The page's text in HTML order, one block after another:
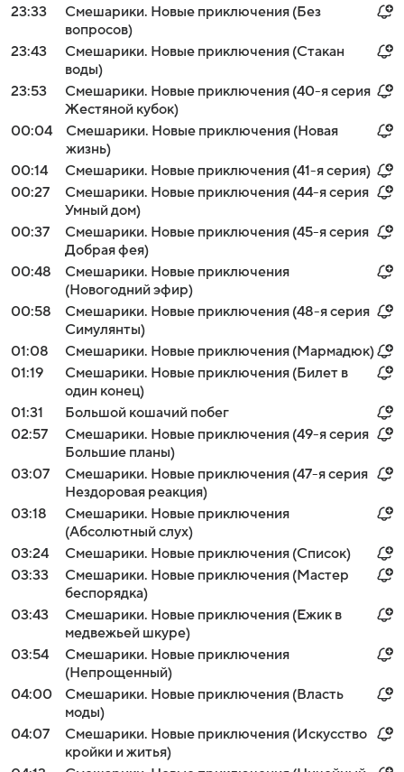
23:33
Смешарики. Новые приключения (Без
вопросов)
23:43
Смешарики. Новые приключения (Стакан
воды)
23:53
Смешарики. Новые приключения (40-я серия
Жестяной кубок)
00:04
Смешарики. Новые приключения (Новая
жизнь)
00:14
Смешарики. Новые приключения (41-я серия)
00:27
Смешарики. Новые приключения (44-я серия
Умный дом)
00:37
Смешарики. Новые приключения (45-я серия
Добрая фея)
00:48
Смешарики. Новые приключения
(Новогодний эфир)
00:58
Смешарики. Новые приключения (48-я серия
Симулянты)
01:08
Смешарики. Новые приключения (Мармадюк)
01:19
Смешарики. Новые приключения (Билет в
один конец)
01:31
Большой кошачий побег
02:57
Смешарики. Новые приключения (49-я серия
Большие планы)
03:07
Смешарики. Новые приключения (47-я серия
Нездоровая реакция)
03:18
Смешарики. Новые приключения
(Абсолютный слух)
03:24
Смешарики. Новые приключения (Список)
03:33
Смешарики. Новые приключения (Мастер
беспорядка)
03:43
Смешарики. Новые приключения (Ежик в
медвежьей шкуре)
03:54
Смешарики. Новые приключения
(Непрощенный)
04:00
Смешарики. Новые приключения (Власть
моды)
04:07
Смешарики. Новые приключения (Искусство
кройки и житья)